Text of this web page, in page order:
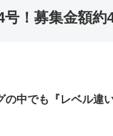
！募集金額約
中でも『レベル違